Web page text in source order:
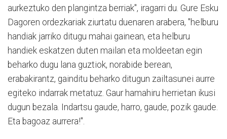
aurkeztuko den plangintza berriak", iragarri du. Gure Esku
Dagoren ordezkariak ziurtatu duenaren arabera, "helburu
handiak jarriko ditugu mahai gainean, eta helburu
handiek eskatzen duten mailan eta moldeetan egin
beharko dugu lana guztiok, norabide berean,
erabakirantz, gainditu beharko ditugun zailtasunei aurre
egiteko indarrak metatuz. Gaur hamahiru herrietan ikusi
dugun bezala. Indartsu gaude, harro, gaude, pozik gaude.
Eta bagoaz aurrera!".